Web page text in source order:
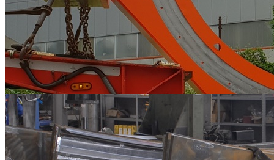
Carpenterie Metalliche